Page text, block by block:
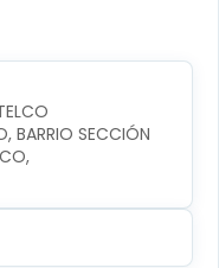
BARRIO SECCIÓN